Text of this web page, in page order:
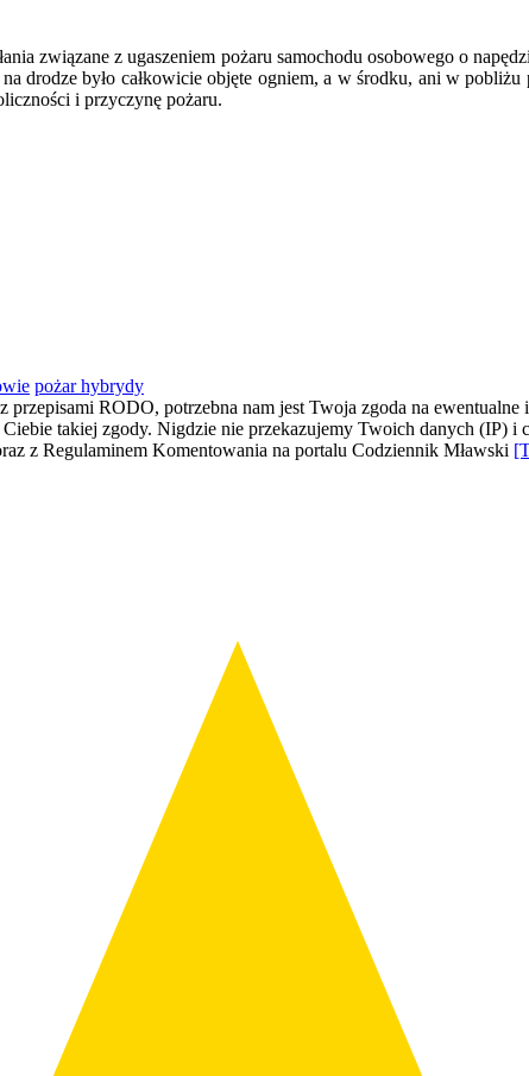
związane z ugaszeniem pożaru samochodu osobowego o
drodze było całkowicie objęte ogniem, a w środku, ani w
i przyczynę pożaru.
pożar hybrydy
RODO, potrzebna nam jest Twoja zgoda na
takiej zgody. Nigdzie nie przekazujemy Twoich danych (IP)
z Regulaminem Komentowania na portalu Codziennik Mławski